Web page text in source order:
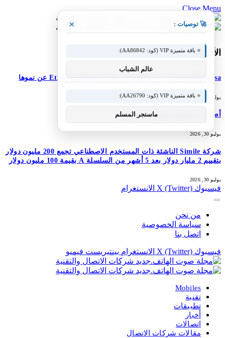
Close Menu
الأحدث
M-Pesa إثيوبيا تعزز خدماتها؛ تعلن شركة Ethio Telecom عن نموها
يوليو 30, 2026
أصبح DJI Osmo Pocket 4P عالميًا
يوليو 30, 2026
شركة Simile الناشئة ذات المستخدم الاصطناعي تجمع 200 مليون دولار
بتقييم 2 مليار دولار بعد 5 أشهر من السلسلة A بقيمة 100 مليون دولار
يوليو 30, 2026
فيسبوك X (Twitter) الانستغرام
من نحن
سياسة الخصوصية
اتصل بنا
فيسبوك X (Twitter) الانستغرام بينتيريست فيميو
Mobiles
تقنية
تطبيقات
أخبار
اتصالات
مقالات شركات الاتصال
🚀 توصيات : ×
⭐ باقة متميزة VIP (كود: AA86842):
عالم الشباب
⭐ باقة متميزة VIP (كود: AA26790):
ماسنجر المسلم